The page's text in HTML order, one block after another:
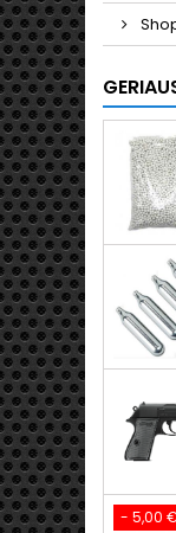
- 5,00 €